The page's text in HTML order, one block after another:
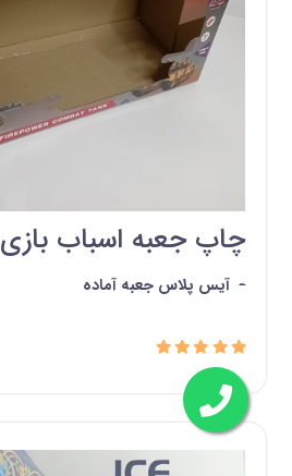
چاپ جعبه اسباب بازی
- آیس پلاس جعبه آماده